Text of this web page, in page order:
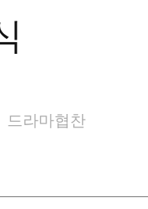
드라마협찬